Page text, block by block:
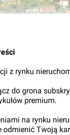
z rynku
do grona
premium.
na rynku
odmienić Twoją